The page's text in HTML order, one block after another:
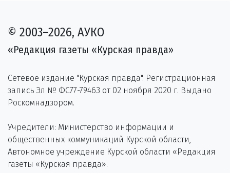
© 2003–2026, АУКО
«Редакция газеты «Курская правда»
Сетевое издание "Курская правда". Регистрационная
запись Эл № ФС77-79463 от 02 ноября 2020 г. Выдано
Роскомнадзором.
Учредители: Министерство информации и
общественных коммуникаций Курской области,
Автономное учреждение Курской области «Редакция
газеты «Курская правда».